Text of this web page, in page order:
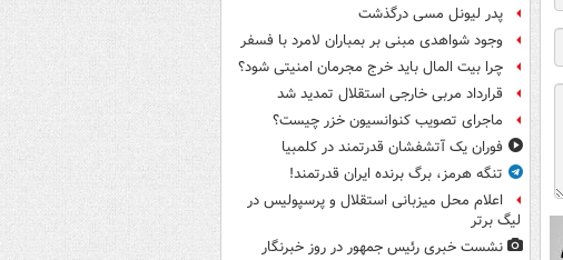
پدر لیونل مسی درگذشت
وجود شواهدی مبنی بر بمباران لامرد با فسفر
چرا بیت المال باید خرج مجرمان امنیتی شود؟
قرارداد مربی خارجی استقلال تمدید شد
ماجرای تصویب کنوانسیون خزر چیست؟
فوران یک آتشفشان قدرتمند در کلمبیا
تنگه هرمز، برگ برنده ایران قدرتمند!
اعلام محل میزبانی استقلال و پرسپولیس در
لیگ برتر
نشست خبری رئیس جمهور در روز خبرنگار